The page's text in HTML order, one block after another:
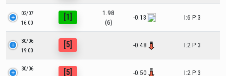
02/07
16:00
[1]
1.98
(6)
-0.13 I:6 P:3
30/06
19:00
[5] -0.48 I:2 P:3
30/06
[5] -0.50 I:2 P:3